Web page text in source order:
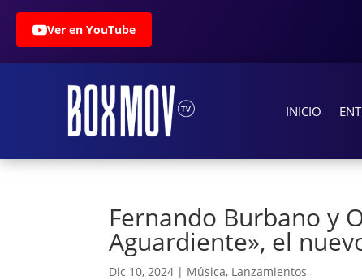
Ver en YouTube
INICIO
Fernando Burbano y
Aguardiente», el
Dic 10, 2024 | Música, Lanzamientos